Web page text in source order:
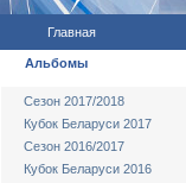
Главная
Альбомы
Сезон 2017/2018
Кубок Беларуси 2017
Сезон 2016/2017
Кубок Беларуси 2016